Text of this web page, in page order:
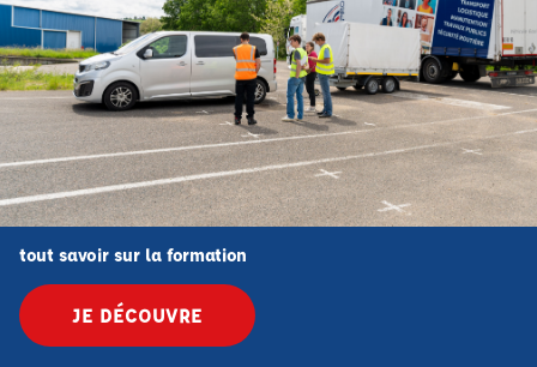
tout savoir sur la formation
JE DÉCOUVRE